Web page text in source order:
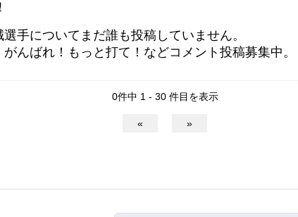
手についてまだ誰も投稿していません。
がんばれ！もっと打て！などコメント投稿募集中。
0件中 1 - 30 件目を表示
« »